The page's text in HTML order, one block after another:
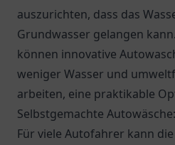
auszurichten, dass das
Grundwasser gelangen
können innovative
weniger Wasser und
arbeiten, eine praktikable
Selbstgemachte
Für viele Autofahrer kann